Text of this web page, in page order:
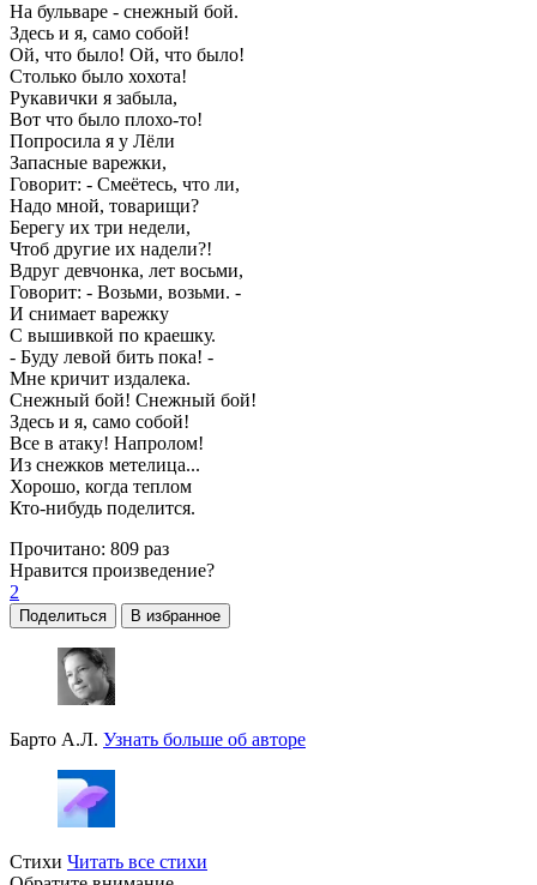
На бульваре - снежный бой.
Здесь и я, само собой!
Ой, что было! Ой, что было!
Столько было хохота!
Рукавички я забыла,
Вот что было плохо-то!
Попросила я у Лёли
Запасные варежки,
Говорит: - Смеётесь, что ли,
Надо мной, товарищи?
Берегу их три недели,
Чтоб другие их надели?!
Вдруг девчонка, лет восьми,
Говорит: - Возьми, возьми. -
И снимает варежку
С вышивкой по краешку.
- Буду левой бить пока! -
Мне кричит издалека.
Снежный бой! Снежный бой!
Здесь и я, само собой!
Все в атаку! Напролом!
Из снежков метелица...
Хорошо, когда теплом
Кто-нибудь поделится.
Прочитано: 809 раз
Нравится произведение?
2
Поделиться В избранное
Барто А.Л. Узнать больше об авторе
Стихи Читать все стихи